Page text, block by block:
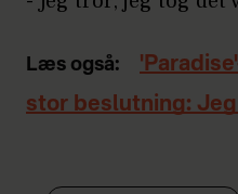
Læs også:
stor beslutning: